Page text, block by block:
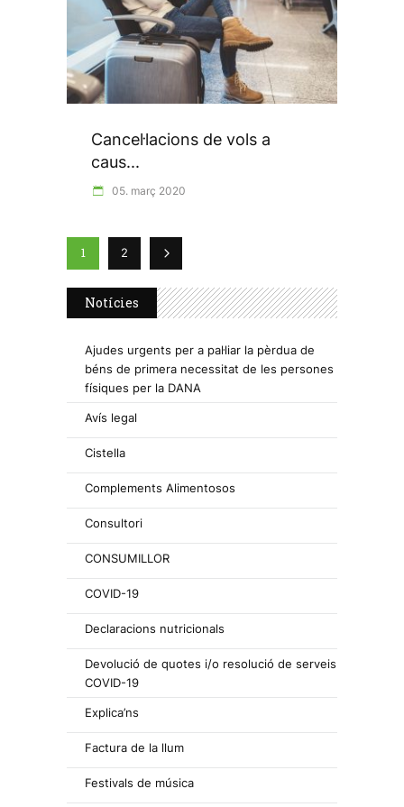
Cancel·lacions de vols a
caus...
05. març 2020
1 2
Notícies
Ajudes urgents per a pal·liar la pèrdua de
béns de primera necessitat de les persones
físiques per la DANA
Avís legal
Cistella
Complements Alimentosos
Consultori
CONSUMILLOR
COVID-19
Declaracions nutricionals
Devolució de quotes i/o resolució de serveis
COVID-19
Explica’ns
Factura de la llum
Festivals de música